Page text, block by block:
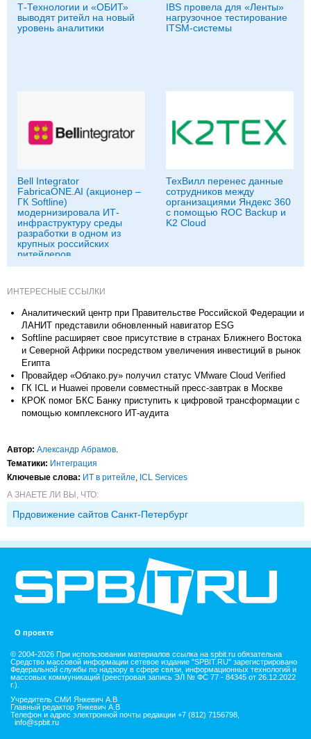
Т-Технологии и «ОБИТ»
выводят ритейл на новый
уровень аналитики
IBS провела для «Ленты»
нагрузочное тестирование
ITSM-системы
Bell Integrator
FabricaONE.AI (акционер –
ГК Softline)
модернизировала ИТ-
инфраструктуру среды
разработки в одном из
крупных российских
ритейлеров
ТехВилл перенес данные
сотрудников между
организациями Яндекс 360
с помощью ROC Backup и
K2 Cloud
ИНТЕРЕСНЫЕ ССЫЛКИ
Аналитический центр при Правительстве Российской Федерации и
ЛАНИТ представили обновленный навигатор ESG
Softline расширяет свое присутствие в странах Ближнего Востока
и Северной Африки посредством увеличения инвестиций в рынок
Египта
Провайдер «Облако.ру» получил статус VMware Cloud Verified
ГК ICL и Huawei провели совместный пресс-завтрак в Москве
КРОК помог БКС Банку приступить к цифровой трансформации с
помощью комплексного ИТ-аудита
Автор: Александр Абрамов
Тематики: Интеграция
Ключевые слова: ИТ в ритейле ICL Services
А ЗНАЕТЕ ЛИ ВЫ, ЧТО:
Прдовижение сайтов Санкт-Петербург
О проекте
© 2004-2026 При использовании материалов ссылка на spbit.ru обязательна
Средство массовой информации сетевое издание "SPBIT.RU" зарегистрировано
Федеральной службы по надзору в сфере связи, информационных технологий и
массовых коммуникаций (реестровая запись ЭЛ № ФС 77 - 84345 от 26.12.2022
г.).
Учредитель СМИ Янкевич А.В
Главный редактор Янкевич А.В
Телефон и адрес электронной почты редакции +7 (812) 7156798,
info@spbit.ru